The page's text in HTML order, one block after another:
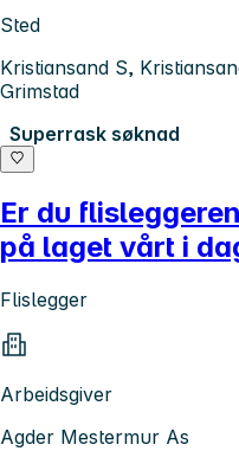
Sted
Kristiansand S,
Grimstad
Superrask søknad
Er du
på laget vårt i
Flislegger
Arbeidsgiver
Agder Mestermur As